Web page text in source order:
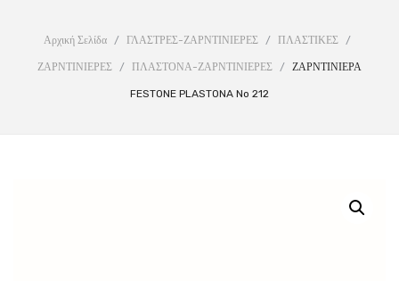
ΕΠΙΚΟΙΝΩΝΊΑ
Αρχική Σελίδα / ΓΛΑΣΤΡΕΣ-ΖΑΡΝΤΙΝΙΕΡΕΣ / ΠΛΑΣΤΙΚΕΣ /
ΖΑΡΝΤΙΝΙΕΡΕΣ / ΠΛΑΣΤΟΝΑ-ΖΑΡΝΤΙΝΙΕΡΕΣ / ΖΑΡΝΤΙΝΙΕΡΑ
FESTONE PLASTONA No 212